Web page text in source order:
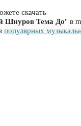
скачать
Шнуров Тема До" в
популярных